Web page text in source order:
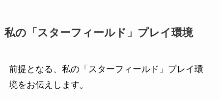
私の「スターフィールド」プレイ環境
前提となる、私の「スターフィールド」プレイ環
境をお伝えします。